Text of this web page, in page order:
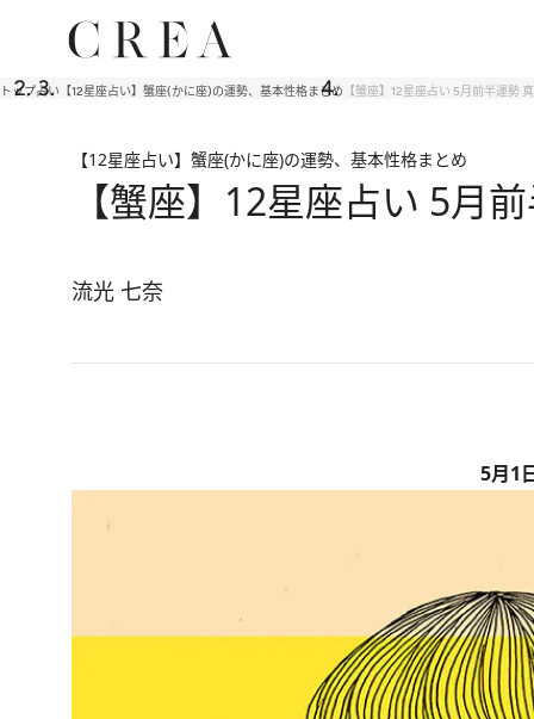
トップ占い 【12星座占い】蟹座(かに座)の運勢、基本性格まとめ 【蟹座】12星座占い 5月前半運勢
【12星座占い】蟹座(かに座)の運勢、基本性格まとめ
【蟹座】12星座占い 5月
流光 七奈
5月1